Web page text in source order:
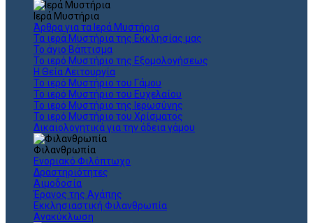
Ιερά Μυστήρια
Άρθρα για τα Ιερά Μυστήρια
Τα ιερά Μυστήρια της Εκκλησίας μας
Το άγιο Βάπτισμα
Το ιερό Μυστήριο της Εξομολογήσεως
Η Θεία Λειτουργία
Το ιερό Μυστήριο του Γάμου
Το ιερό Μυστήριο του Ευχελαίου
Το ιερό Μυστήριο της Ιερωσύνης
Το ιερό Μυστήριο του Χρίσματος
Δικαιολογητικά για την άδεια γάμου
Φιλανθρωπία
Ενοριακό Φιλόπτωχο
Δραστηριότητες
Αιμοδοσία
Έρανος της Αγάπης
Εκκλησιαστική Φιλανθρωπία
Ανακύκλωση